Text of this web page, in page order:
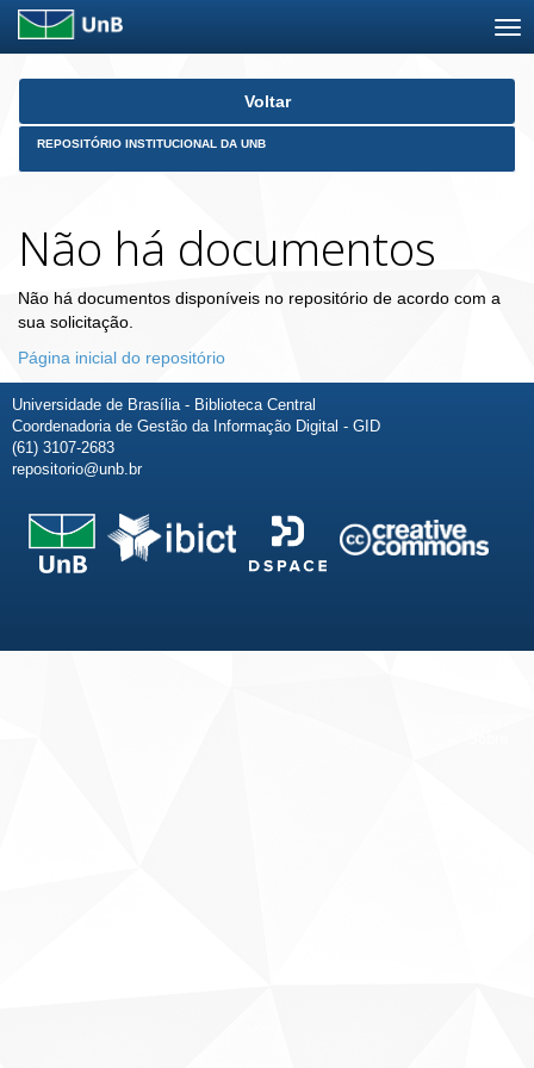
Skip
Voltar
REPOSITÓRIO INSTITUCIONAL DA UNB
Não há documentos
Não há documentos disponíveis no repositório de acordo com a
sua solicitação.
Página inicial do repositório
Universidade de Brasília - Biblioteca Central
Coordenadoria de Gestão da Informação Digital - GID
(61) 3107-2683
repositorio@unb.br